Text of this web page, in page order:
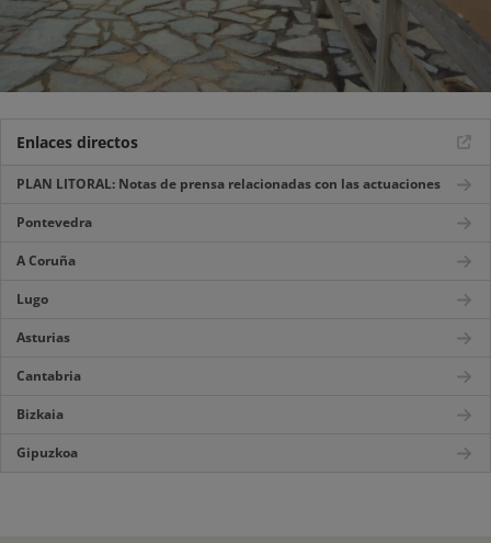
Enlaces directos
PLAN LITORAL: Notas de prensa relacionadas con las actuaciones
Pontevedra
A Coruña
Lugo
Asturias
Cantabria
Bizkaia
Gipuzkoa